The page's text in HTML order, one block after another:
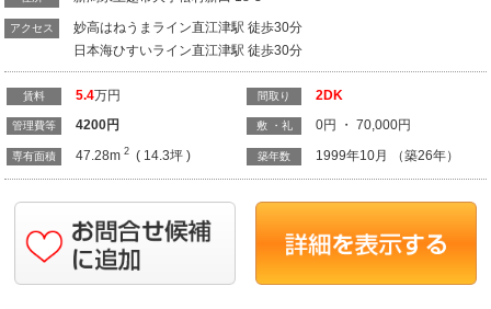
アクセス
妙高はねうまライン直江津駅 徒歩30分
日本海ひすいライン直江津駅 徒歩30分
賃料 5.4万円
管理費等 4200円
専有面積 47.28m 2( 14.3坪 )
間取り 2DK
敷 ・礼 0円 ・ 70,000円
築年数 1999年10月 （築26年）